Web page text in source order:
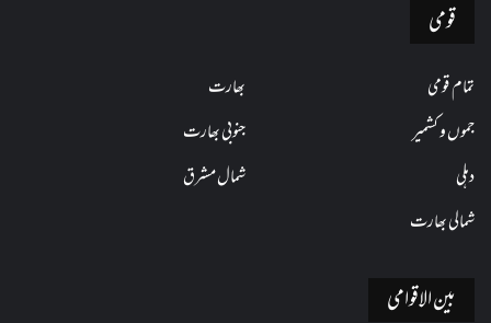
قومی
تمام قومی
بھارت
جموں و کشمیر
جنوبی بھارت
دہلی
شمال مشرق
شمالی بھارت
بین الاقوامی